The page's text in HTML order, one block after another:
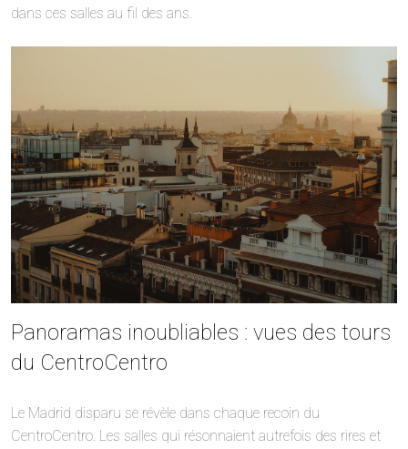
dans ces salles au fil des ans.
Panoramas inoubliables : vues des tours
du CentroCentro
Le Madrid disparu se révèle dans chaque recoin du
CentroCentro. Les salles qui résonnaient autrefois des rires et